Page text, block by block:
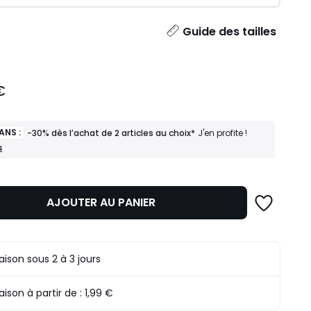
Guide des tailles
: -30% dès l’achat de 2 articles au choix* J'en profite !
AJOUTER AU PANIER
sous 2 à 3 jours
à partir de :1,99 €